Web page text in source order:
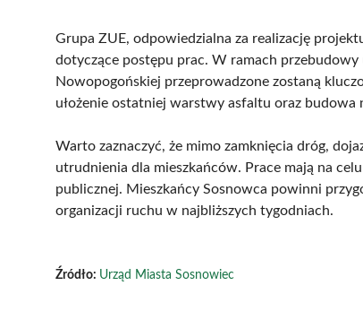
Grupa ZUE, odpowiedzialna za realizację
dotyczące postępu prac. W ramach
Nowopogońskiej przeprowadzone zostaną
ułożenie ostatniej warstwy asfaltu oraz budowa
Warto zaznaczyć, że mimo zamknięcia dróg,
utrudnienia dla mieszkańców. Prace mają na
publicznej. Mieszkańcy Sosnowca powinni
organizacji ruchu w najbliższych tygodniach.
Źródło: Urząd Miasta Sosnowiec